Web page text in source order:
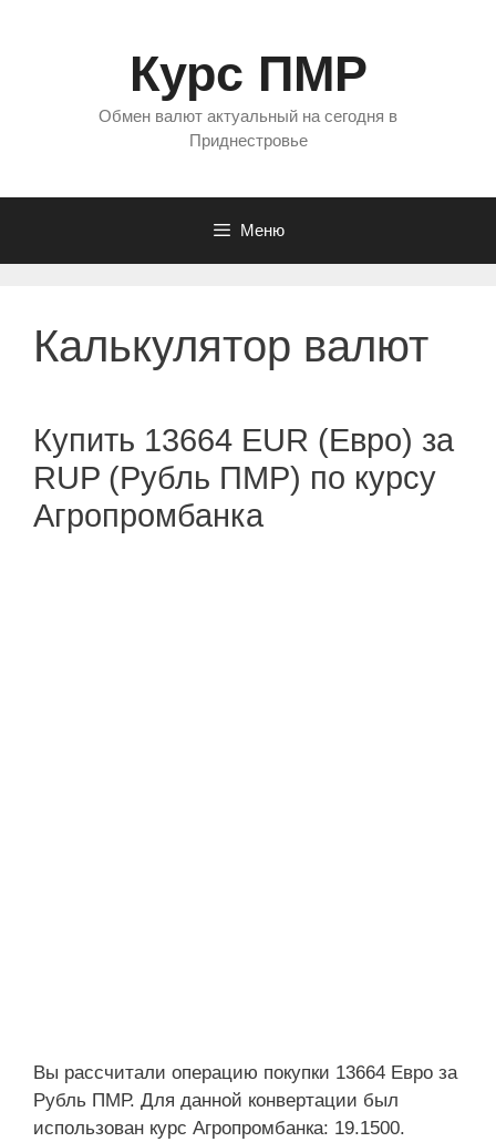
Курс ПМР
Обмен валют актуальный на сегодня в
Приднестровье
Меню
Калькулятор валют
Купить 13664 EUR (Евро) за
RUP (Рубль ПМР) по курсу
Агропромбанка
Вы рассчитали операцию покупки 13664 Евро за
Рубль ПМР. Для данной конвертации был
использован курс Агропромбанка: 19.1500.